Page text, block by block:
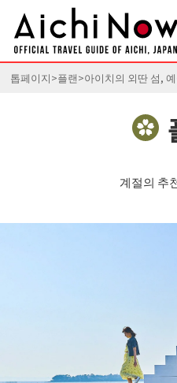
톱페이지 플랜 아이치의 외딴 섬,
계절의 추